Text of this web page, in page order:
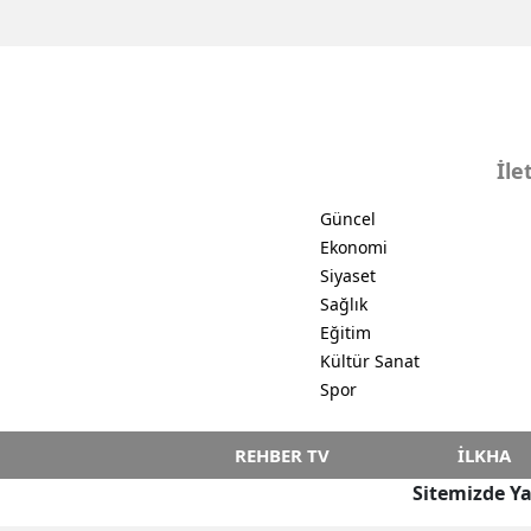
Güncel
Ekonomi
Siyaset
Sağlık
Eğitim
Kültür Sanat
Spor
REHBER TV İLKHA
Sitemizde